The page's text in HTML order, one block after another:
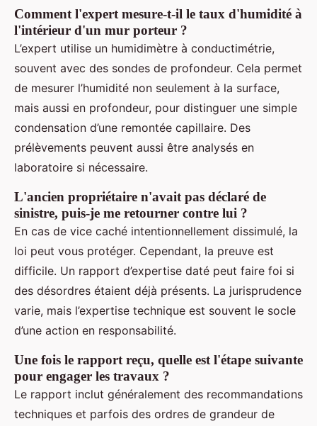
Comment l'expert mesure-t-il le taux d'humidité à
l'intérieur d'un mur porteur ?
L’expert utilise un humidimètre à conductimétrie,
souvent avec des sondes de profondeur. Cela permet
de mesurer l’humidité non seulement à la surface,
mais aussi en profondeur, pour distinguer une simple
condensation d’une remontée capillaire. Des
prélèvements peuvent aussi être analysés en
laboratoire si nécessaire.
L'ancien propriétaire n'avait pas déclaré de
sinistre, puis-je me retourner contre lui ?
En cas de vice caché intentionnellement dissimulé, la
loi peut vous protéger. Cependant, la preuve est
difficile. Un rapport d’expertise daté peut faire foi si
des désordres étaient déjà présents. La jurisprudence
varie, mais l’expertise technique est souvent le socle
d’une action en responsabilité.
Une fois le rapport reçu, quelle est l'étape suivante
pour engager les travaux ?
Le rapport inclut généralement des recommandations
techniques et parfois des ordres de grandeur de